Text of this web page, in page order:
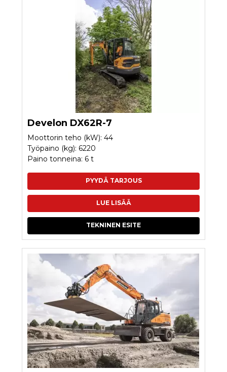
Develon DX62R-7
Moottorin teho (kW): 44
Työpaino (kg): 6220
Paino tonneina: 6 t
PYYDÄ TARJOUS
LUE LISÄÄ
TEKNINEN ESITE